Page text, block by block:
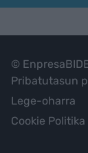
©
Pribatutasun
Lege-oharra
Cookie Politika